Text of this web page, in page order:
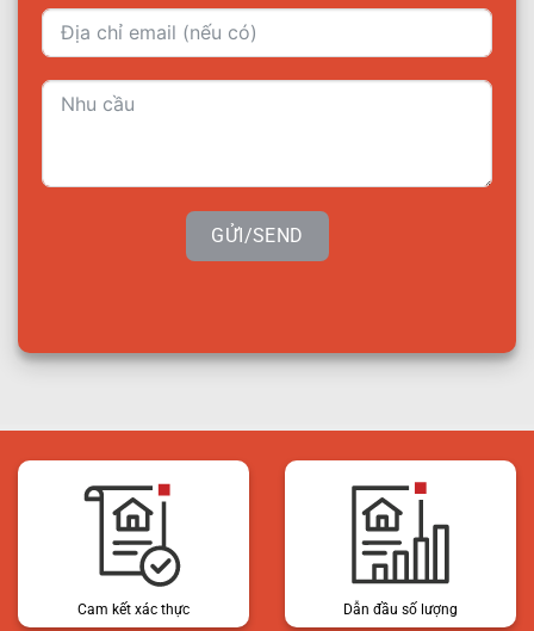
GỬI/SEND
Cam kết xác thực Dẫn đầu số lượng